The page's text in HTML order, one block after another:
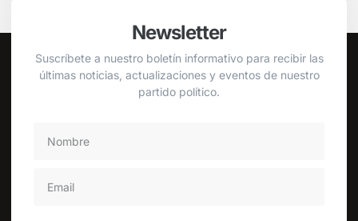
Newsletter
Suscríbete a nuestro boletín informativo para recibir las
últimas noticias, actualizaciones y eventos de nuestro
partido político.